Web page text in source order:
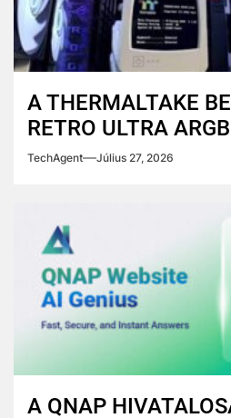
A THERMALTAKE
RETRO ULTRA
TechAgent Július 27, 2026
A QNAP